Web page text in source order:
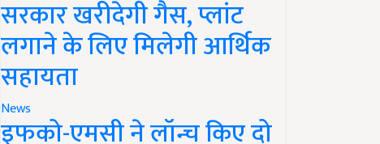
सरकार खरीदेगी गैस, प्लांट
लगाने के लिए मिलेगी आर्थिक
सहायता
News
इफको-एमसी ने लॉन्च किए दो